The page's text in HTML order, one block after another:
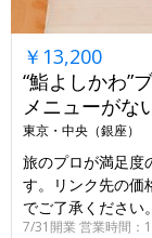
￥13,200
“鮨よしかわ”
メニューがな
東京・中央（銀座）
旅のプロが満足度
す。リンク先の価
でご了承ください。
7/31開業 営業時間：